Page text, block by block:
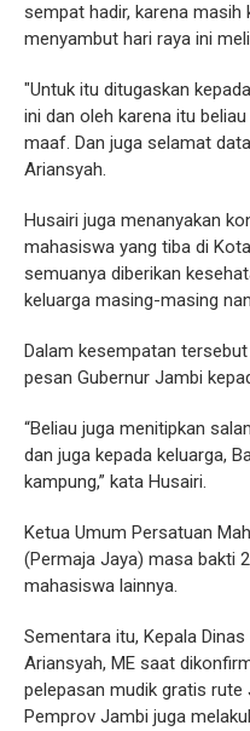
sempat hadir, karena masih
menyambut hari raya ini
"Untuk itu ditugaskan
ini dan oleh karena itu
maaf. Dan juga selamat
Ariansyah.
Husairi juga menanyakan
mahasiswa yang tiba di
semuanya diberikan
keluarga masing-masing
Dalam kesempatan
pesan Gubernur Jambi
“Beliau juga menitipkan
dan juga kepada keluarga,
kampung,” kata Husairi.
Ketua Umum Persatuan
(Permaja Jaya) masa bakti
mahasiswa lainnya.
Sementara itu, Kepala
Ariansyah, ME saat
pelepasan mudik gratis rute
Pemprov Jambi juga